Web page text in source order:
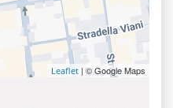
Leaflet | © Google Maps